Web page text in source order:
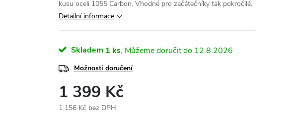
kusu oceli 1055 Carbon. Vhodné pro začátečníky tak pokročilé.
Detailní informace
Skladem 1 ks 12.8.2026
Možnosti doručení
1 399 Kč
1 156 Kč bez DPH